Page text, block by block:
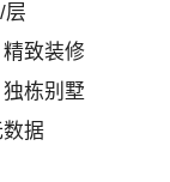
层
精致装修
独栋别墅
据